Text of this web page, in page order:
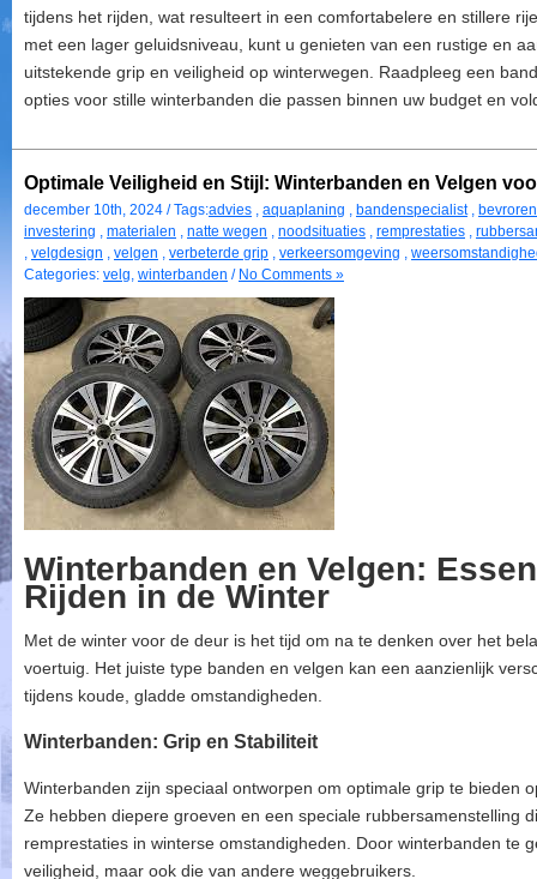
tijdens het rijden, wat resulteert in een comfortabelere en stillere
met een lager geluidsniveau, kunt u genieten van een rustige en
uitstekende grip en veiligheid op winterwegen. Raadpleeg een
opties voor stille winterbanden die passen binnen uw budget en
Optimale Veiligheid en Stijl: Winterbanden en Velgen
december 10th, 2024 / Tags:advies , aquaplaning , bandenspecialist,
investering , materialen , natte wegen , noodsituaties , remprestaties ,
, velgdesign , velgen , verbeterde grip , verkeersomgeving ,
Categories: velg, winterbanden / No Comments »
Winterbanden en Velgen:
Rijden in de Winter
Met de winter voor de deur is het tijd om na te denken over het
voertuig. Het juiste type banden en velgen kan een aanzienlijk
tijdens koude, gladde omstandigheden.
Winterbanden: Grip en Stabiliteit
Winterbanden zijn speciaal ontworpen om optimale grip te bieden
Ze hebben diepere groeven en een speciale rubbersamenstelling
remprestaties in winterse omstandigheden. Door winterbanden te
veiligheid, maar ook die van andere weggebruikers.